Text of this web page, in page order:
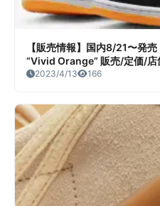
【販売情報】国内8/21〜発
“Vivid Orange” 販売/定価/店
2023/4/13 166